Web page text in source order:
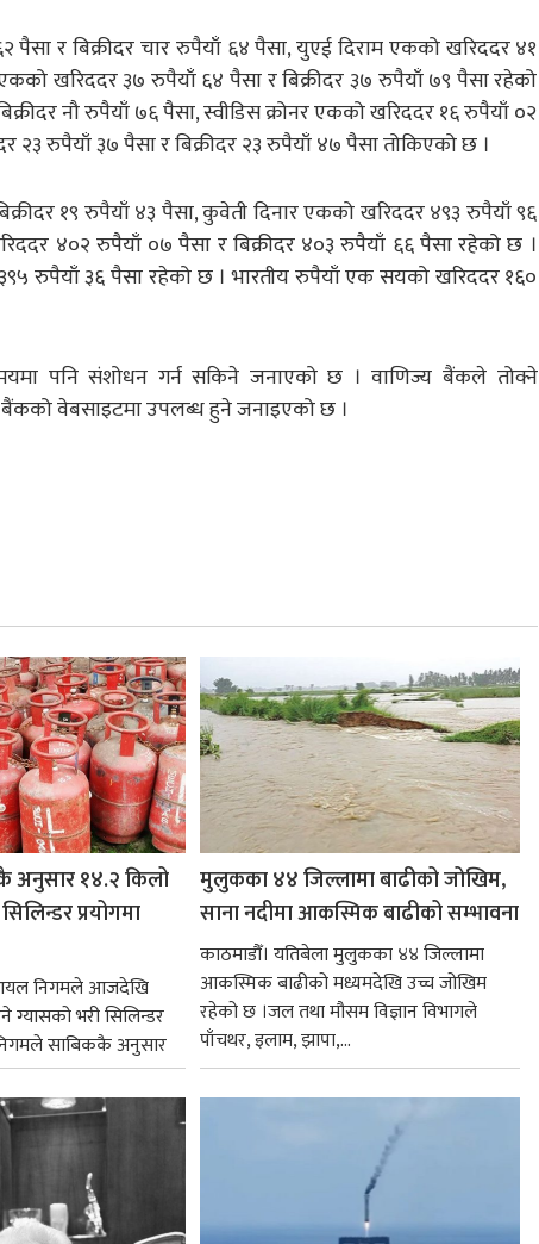
र बिक्रीदर चार रुपैयाँ ६४ पैसा, युएई दिराम एकको खरिददर ४१
खरिददर ३७ रुपैयाँ ६४ पैसा र बिक्रीदर ३७ रुपैयाँ ७९ पैसा रहेको
नौ रुपैयाँ ७६ पैसा, स्वीडिस क्रोनर एकको खरिददर १६ रुपैयाँ ०२
२३ रुपैयाँ ३७ पैसा र बिक्रीदर २३ रुपैयाँ ४७ पैसा तोकिएको छ ।
१९ रुपैयाँ ४३ पैसा, कुवेती दिनार एकको खरिददर ४९३ रुपैयाँ ९६
४०२ रुपैयाँ ०७ पैसा र बिक्रीदर ४०३ रुपैयाँ ६६ पैसा रहेको छ ।
रुपैयाँ ३६ पैसा रहेको छ । भारतीय रुपैयाँ एक सयको खरिददर १६०
पनि संशोधन गर्न सकिने जनाएको छ । वाणिज्य बैंकले तोक्ने
वेबसाइटमा उपलब्ध हुने जनाइएको छ ।
१४.२ किलो
प्रयोगमा
निगमले आजदेखि
ग्यासको भरी सिलिन्डर
साबिककै अनुसार
मुलुकका ४४ जिल्लामा बाढीको जोखिम,
साना नदीमा आकस्मिक बाढीको सम्भावना
काठमाडौँ। यतिबेला मुलुकका ४४ जिल्लामा
आकस्मिक बाढीको मध्यमदेखि उच्च जोखिम
रहेको छ ।जल तथा मौसम विज्ञान विभागले
पाँचथर, इलाम, झापा,...